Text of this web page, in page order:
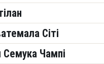
Сіті
Чампі